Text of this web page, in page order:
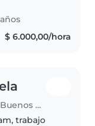
Me
y hacer
niños. Soy
$ 6.000,00/hora
Niñera en Caseros (Buenos Aires)
trabajo